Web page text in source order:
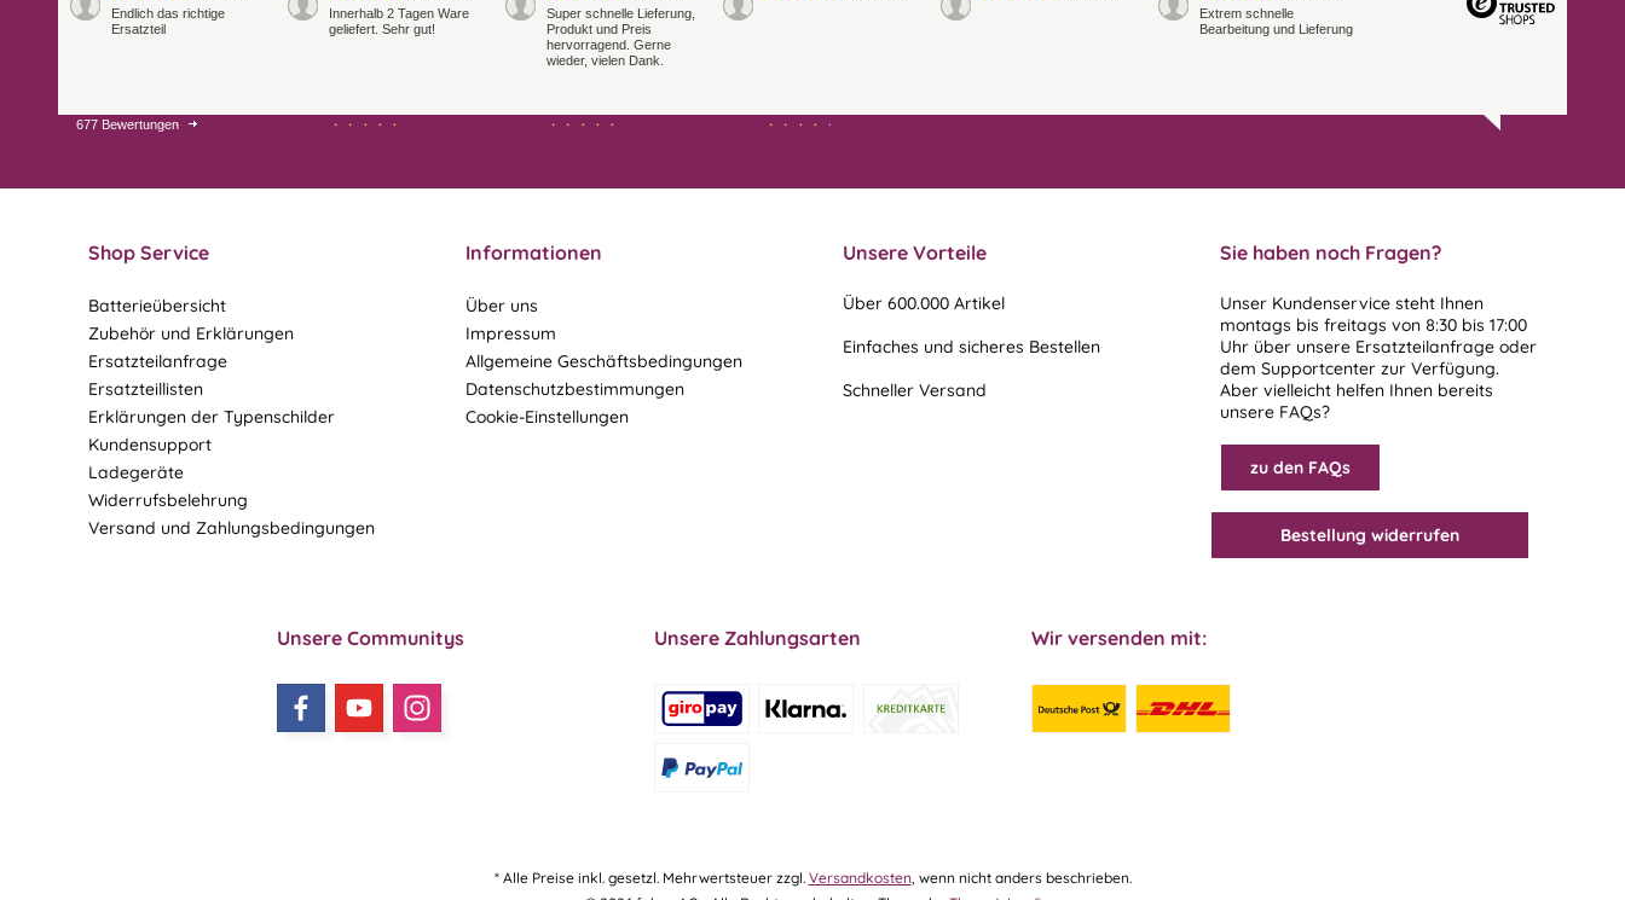
Endlich das richtige
Ersatzteil
Innerhalb 2 Tagen Ware
geliefert. Sehr gut!
Super schnelle Lieferung,
Produkt und Preis
hervorragend. Gerne
wieder, vielen Dank.
Extrem schnelle
Bearbeitung und Lieferung
28.07.26
677 Bewertungen
Shop Service
Batterieübersicht
Zubehör und Erklärungen
Ersatzteilanfrage
Ersatzteillisten
Erklärungen der Typenschilder
Kundensupport
Ladegeräte
Widerrufsbelehrung
Versand und Zahlungsbedingungen
Informationen
Über uns
Impressum
Allgemeine Geschäftsbedingungen
Datenschutzbestimmungen
Cookie-Einstellungen
Unsere Vorteile
Über 600.000 Artikel
Einfaches und sicheres Bestellen
Schneller Versand
Sie haben noch Fragen?
Unser Kundenservice steht Ihnen
montags bis freitags von 8:30 bis 17:00
Uhr über unsere Ersatzteilanfrage oder
dem Supportcenter zur Verfügung.
Aber vielleicht helfen Ihnen bereits
unsere FAQs?
zu den FAQs
Bestellung widerrufen
Unsere Communitys Unsere Zahlungsarten Wir versenden mit:
* Alle Preise inkl. gesetzl. Mehrwertsteuer zzgl. Versandkosten, wenn nicht anders beschrieben.